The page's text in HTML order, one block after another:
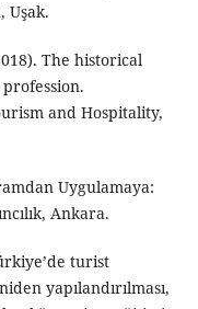
Uşak.
The historical
and Hospitality,
Uygulamaya:
Ankara.
turist
yapılandırılması,